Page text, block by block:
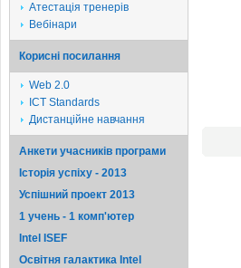
Атестація тренерів
Вебінари
Корисні посилання
Web 2.0
ICT Standards
Дистанційне навчання
Анкети учасників програми
Історія успіху - 2013
Успішний проект 2013
1 учень - 1 комп'ютер
Intel ISEF
Освітня галактика Intel